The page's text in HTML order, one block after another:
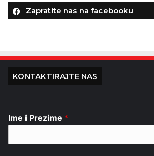
Zapratite nas na facebooku
KONTAKTIRAJTE NAS
Ime i Prezime *